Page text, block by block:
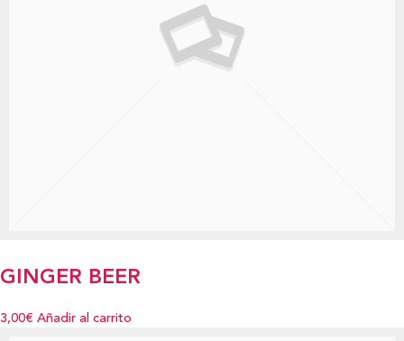
GINGER BEER
3,00€ Añadir al carrito